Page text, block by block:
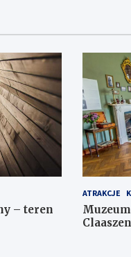
– teren
ATRAKCJE